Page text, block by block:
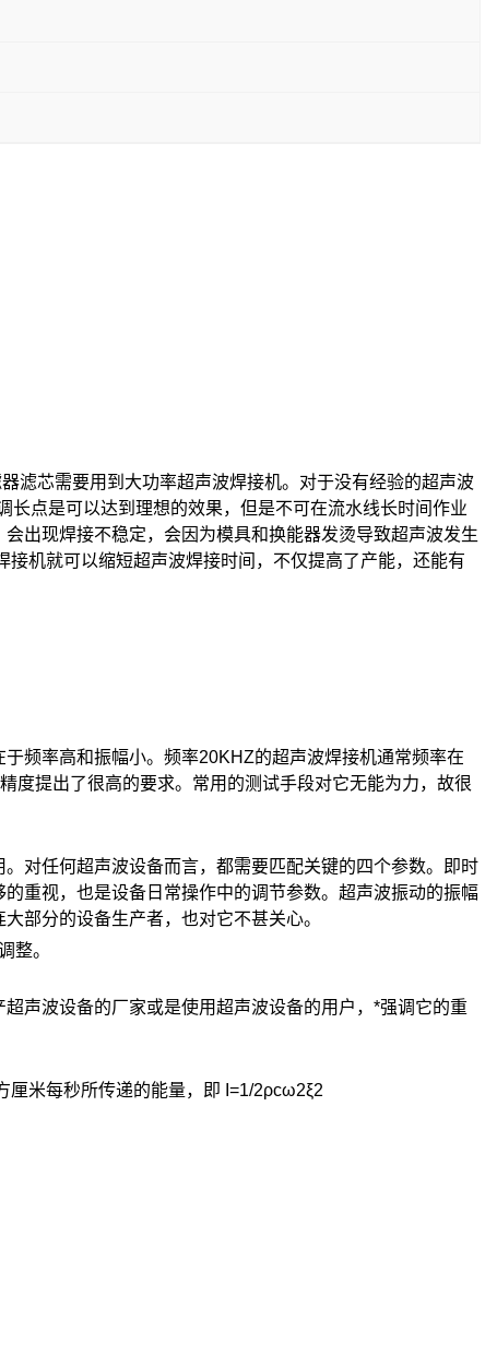
芯需要用到大功率超声波焊接机。对于没有经验的超声波
点是可以达到理想的效果，但是不可在流水线长时间作业
出现焊接不稳定，会因为模具和换能器发烫导致超声波发生
机就可以缩短超声波焊接时间，不仅提高了产能，还能有
频率高和振幅小。频率20KHZ的超声波焊接机通常频率在
度提出了很高的要求。常用的测试手段对它无能为力，故很
对任何超声波设备而言，都需要匹配关键的四个参数。即时
重视，也是设备日常操作中的调节参数。超声波振动的振幅
部分的设备生产者，也对它不甚关心。
整。
声波设备的厂家或是使用超声波设备的用户，*强调它的重
米每秒所传递的能量，即 I=1/2ρcω2ξ2